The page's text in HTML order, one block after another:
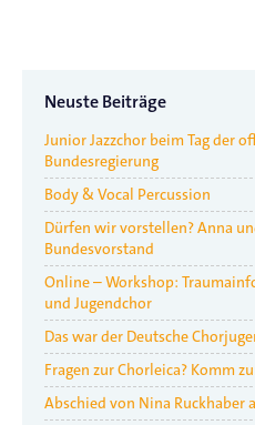
Neuste Beiträge
Junior Jazzchor beim Tag der
Bundesregierung
Body & Vocal Percussion
Dürfen wir vorstellen? Anna
Bundesvorstand
Online – Workshop:
und Jugendchor
Das war der Deutsche
Fragen zur Chorleica? Komm
Abschied von Nina Ruckhaber